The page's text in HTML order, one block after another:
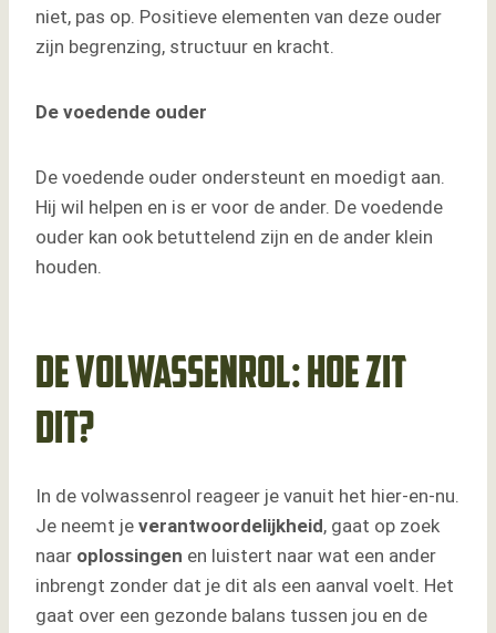
niet, pas op. Positieve elementen van deze ouder
zijn begrenzing, structuur en kracht.
De voedende ouder
De voedende ouder ondersteunt en moedigt aan.
Hij wil helpen en is er voor de ander. De voedende
ouder kan ook betuttelend zijn en de ander klein
houden.
De volwassenrol: hoe zit
dit?
In de volwassenrol reageer je vanuit het hier-en-nu.
Je neemt je verantwoordelijkheid, gaat op zoek
naar oplossingen en luistert naar wat een ander
inbrengt zonder dat je dit als een aanval voelt. Het
gaat over een gezonde balans tussen jou en de